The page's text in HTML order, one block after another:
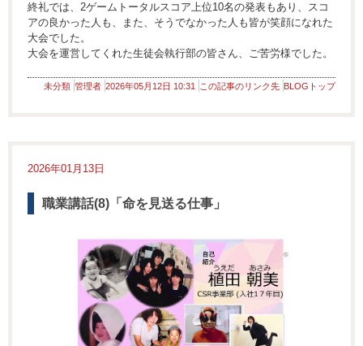
終礼では、2ゲームトータルスコア上位10名の発表もあり、スコ
アの良かった人も、また、そうでなかった人も皆が笑顔になれた
大会でした。
大会を運営してくれた生徒会執行部の皆さん、ご苦労様でした。
未分類 管理者 2026年05月12日 10:31 この記事のリンク先 BLOGトップ
2026年01月13日
職業講話(8)「命を見送る仕事」